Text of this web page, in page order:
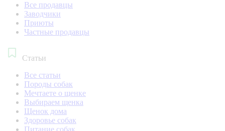
Все продавцы
Заводчики
Приюты
Частные продавцы
Статьи
Все статьи
Породы собак
Мечтаете о щенке
Выбираем щенка
Щенок дома
Здоровье собак
Питание собак